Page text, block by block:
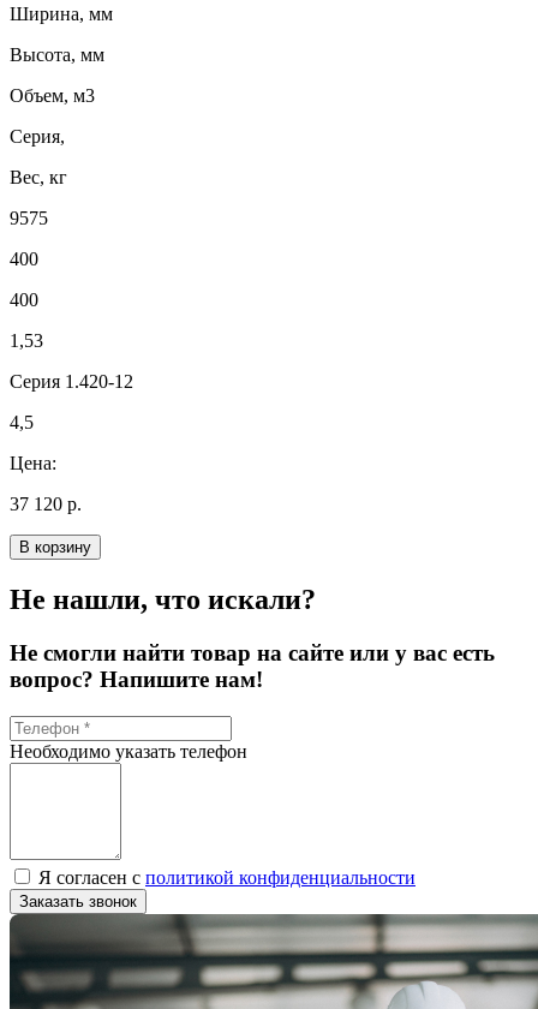
Ширина, мм
Высота, мм
Объем, м3
Серия,
Вес, кг
9575
400
400
1,53
Серия 1.420-12
4,5
Цена:
37 120 р.
В корзину
Не нашли, что искали?
Не смогли найти товар на сайте или у вас есть
вопрос? Напишите нам!
Необходимо указать телефон
Я согласен с политикой конфиденциальности
Заказать звонок